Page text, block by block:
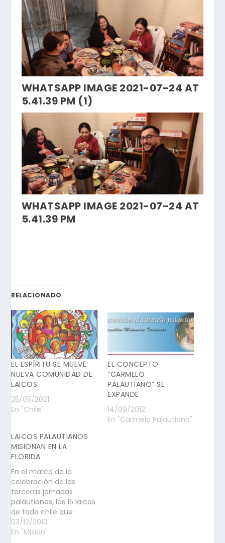
WHATSAPP IMAGE 2021-07-24 AT
5.41.39 PM (1)
WHATSAPP IMAGE 2021-07-24 AT
5.41.39 PM
RELACIONADO
EL ESPÍRITU SE MUEVE:
NUEVA COMUNIDAD DE
LAICOS
25/05/2021
En "Chile"
EL CONCEPTO
“CARMELO
PALAUTIANO” SE
EXPANDE
14/09/2012
En "Carmelo Palautiano"
LAICOS PALAUTIANOS
MISIONAN EN LA
FLORIDA
En el marco de la
celebración de las
terceras jornadas
palautianas, los 15 laicos
de todo chile que
terminaron el proceso
experimentaron un
03/12/2010
En "Misión"